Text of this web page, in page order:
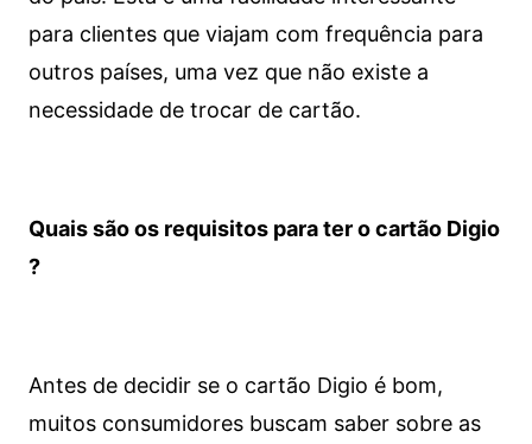
para clientes que viajam com frequência para
outros países, uma vez que não existe a
necessidade de trocar de cartão.
Quais são os requisitos para ter o cartão Digio
?
Antes de decidir se o cartão Digio é bom,
muitos consumidores buscam saber sobre as